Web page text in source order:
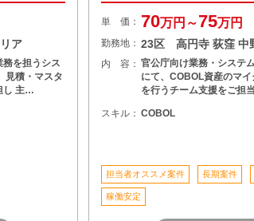
ア
を担うシス
見積・マスタ
し 主…
単 価： 70万円～75万円
勤務地： 23区 高円寺 荻窪 中
内 容： 官公庁向け業務・システ
にて、COBOL資産のマ
を行うチーム支援をご担
スキル： COBOL
担当者オススメ案件 長期案件
稼働安定